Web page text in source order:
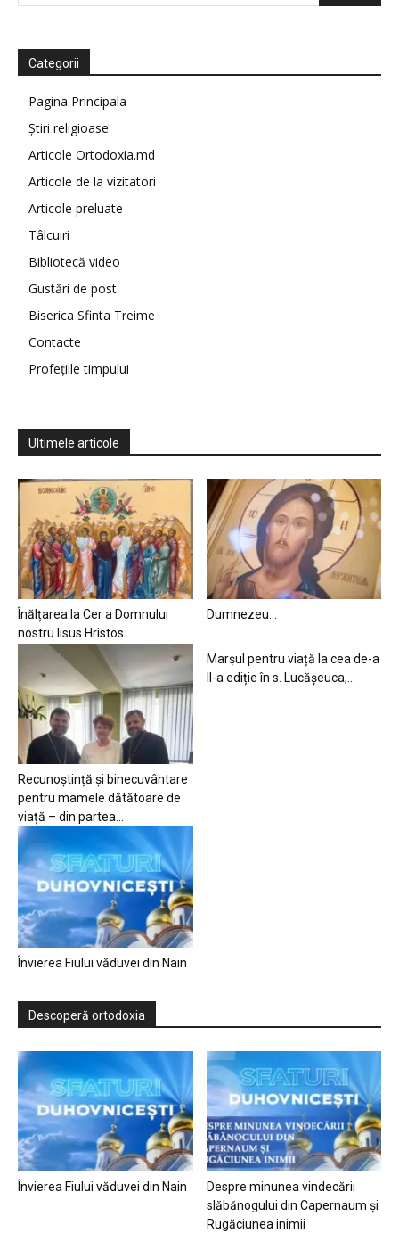
Categorii
Pagina Principala
Știri religioase
Articole Ortodoxia.md
Articole de la vizitatori
Articole preluate
Tâlcuiri
Bibliotecă video
Gustări de post
Biserica Sfinta Treime
Contacte
Profețiile timpului
Ultimele articole
Înălțarea la Cer a Domnului
nostru Iisus Hristos
Dumnezeu…
Recunoștință și binecuvântare
pentru mamele dătătoare de
viață – din partea...
Marșul pentru viață la cea de-a
II-a ediție în s. Lucășeuca,...
Învierea Fiului văduvei din Nain
Descoperă ortodoxia
Învierea Fiului văduvei din Nain
Despre minunea vindecării
slăbănogului din Capernaum și
Rugăciunea inimii